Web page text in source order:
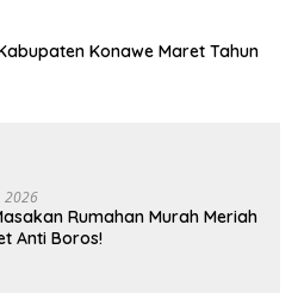
Konawe Maret Tahun
2026
Rumahan Murah Meriah
Anti Boros!